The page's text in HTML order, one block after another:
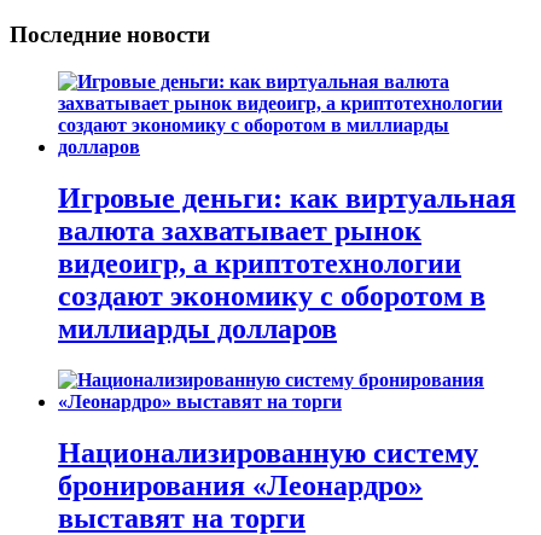
Последние новости
Игровые деньги: как виртуальная
валюта захватывает рынок
видеоигр, а криптотехнологии
создают экономику с оборотом в
миллиарды долларов
Национализированную систему
бронирования «Леонардро»
выставят на торги